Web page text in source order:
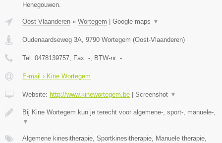
Henegouwen.
Oost-Vlaanderen » Wortegem | Google maps ▼
Oudenaardseweg 3A 9790 Wortegem (Oost-Vlaanderen)
Tel: 0478139757 , Fax: - , BTW-nr: -
E-mail › Kine Wortegem
Website: http://www.kinewortegem.be | Screenshot ▼
Bij Kine Wortegem kun je terecht voor algemene-, sport-, manuele-,
▼
Algemene kinesitherapie, Sportkinesitherapie, Manuele therapie,